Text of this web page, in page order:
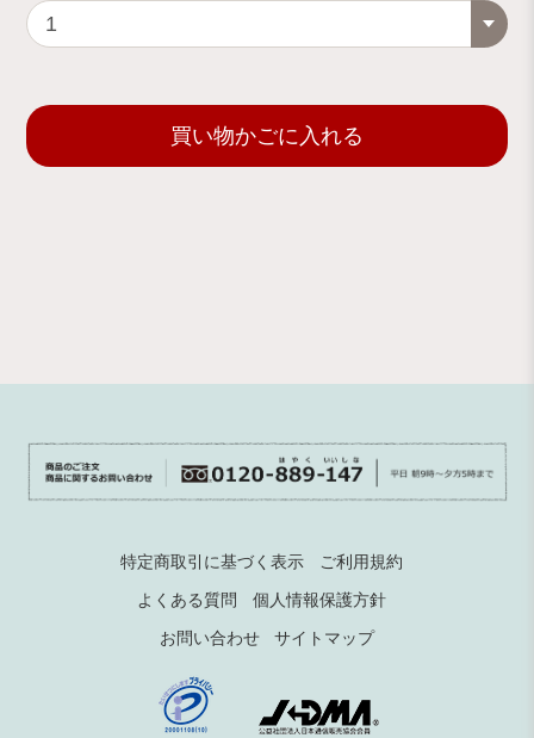
買い物かごに入れる
特定商取引に基づく表示
ご利用規約
よくある質問
個人情報保護方針
お問い合わせ
サイトマップ